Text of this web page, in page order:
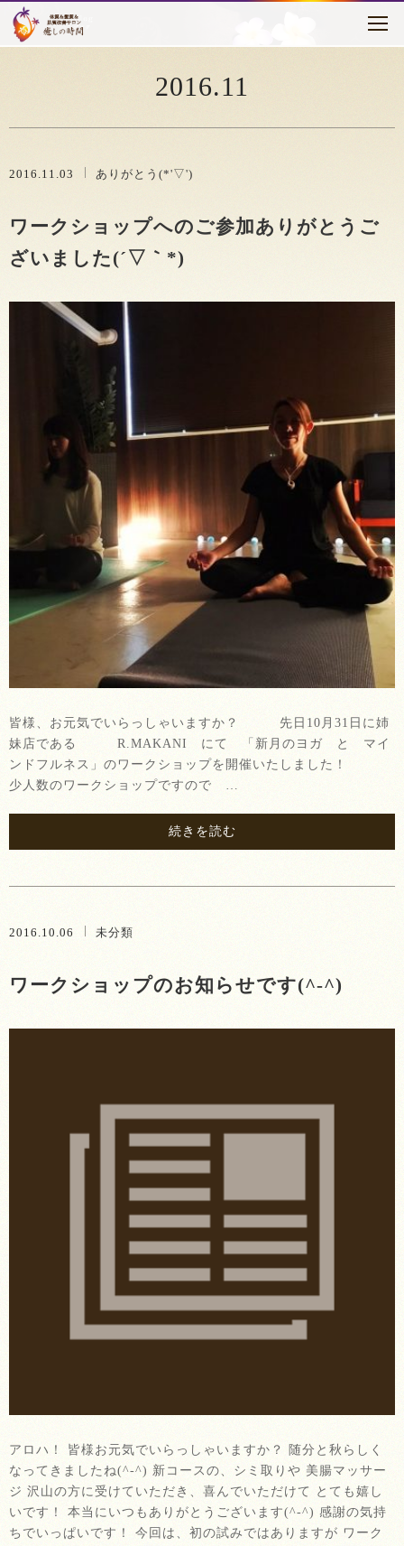
トピックス
2016.11
2016.11.03 ありがとう(*'▽')
ワークショップへのご参加ありがとうご
ざいました(´▽｀*)
皆様、お元気でいらっしゃいますか？ 先日10月31日に姉
妹店である R.MAKANI にて 「新月のヨガ と マイ
ンドフルネス」のワークショップを開催いたしました！
少人数のワークショップですので …
続きを読む
2016.10.06 未分類
ワークショップのお知らせです(^-^)
アロハ！ 皆様お元気でいらっしゃいますか？ 随分と秋らしく
なってきましたね(^-^) 新コースの、シミ取りや 美腸マッサー
ジ 沢山の方に受けていただき、喜んでいただけて とても嬉し
いです！ 本当にいつもありがとうございます(^-^) 感謝の気持
ちでいっぱいです！ 今回は、初の試みではありますが ワーク